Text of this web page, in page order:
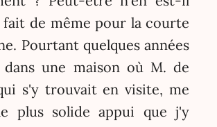
fait de même pour la courte
Pourtant quelques années
une maison où M. de
s'y trouvait en visite, me
plus solide appui que j'y